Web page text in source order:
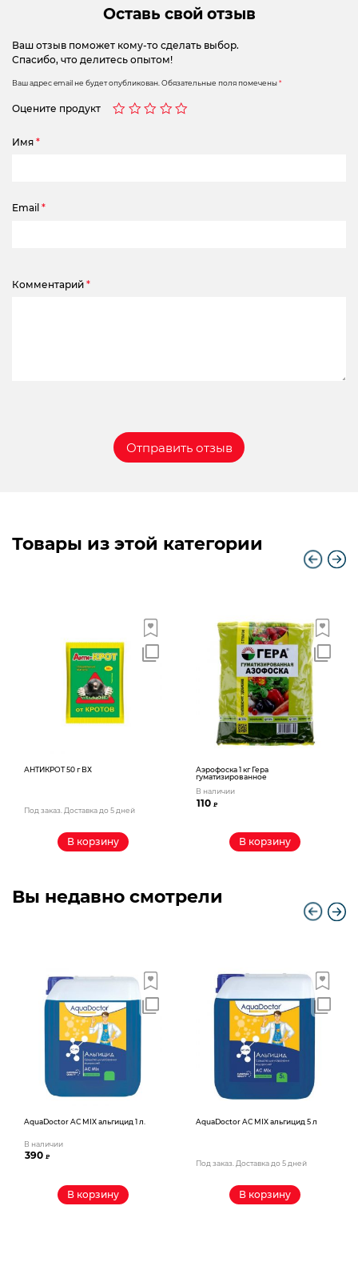
Оставь свой отзыв
Ваш отзыв поможет кому-то сделать выбор.
Спасибо, что делитесь опытом!
Ваш адрес email не будет опубликован. Обязательные поля помечены*
Оцените продукт
Имя *
Email *
Комментарий *
Товары из этой категории
АНТИКРОТ 50 г ВХ
Под заказ. Доставка до 5 дней
В корзину
Аэрофоска 1 кг Гера
гуматизированное
В наличии
110₽
В корзину
Вы недавно смотрели
AquaDoctor AС MIX альгицид 1 л.
В наличии
390₽
В корзину
AquaDoctor AС MIX альгицид 5 л
Под заказ. Доставка до 5 дней
В корзину